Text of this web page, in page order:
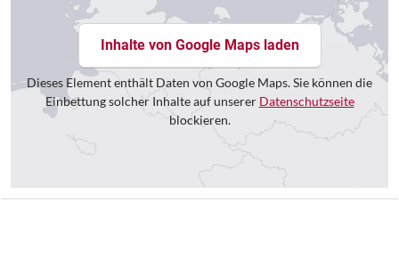
Inhalte von Google Maps laden
Dieses Element enthält Daten von Google Maps. Sie können die
Einbettung solcher Inhalte auf unserer Datenschutzseite
blockieren.